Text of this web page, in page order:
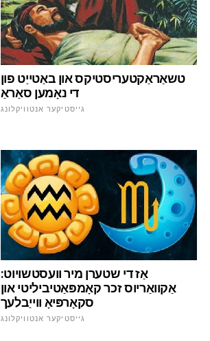
טשאַראַקטעריסטיקס און באַטייַט פון
די נאָמען סאַראַ
גייסטיקער אנטוויקלונג
אַז די שטערן מיר וועסטשויוט:
אַקוואַריוס זכר קאָמפּאַטיביליטי און
סקאָרפּיאָ ווייַבלעך
גייסטיקער אנטוויקלונג